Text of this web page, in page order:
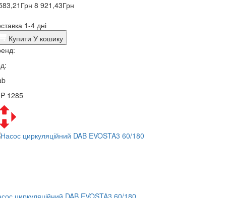
Грн 8 921,43Грн
1-4 дні
Купити У кошику
1285